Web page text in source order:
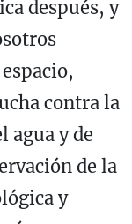
después, y
contra la
agua y de
de la
y